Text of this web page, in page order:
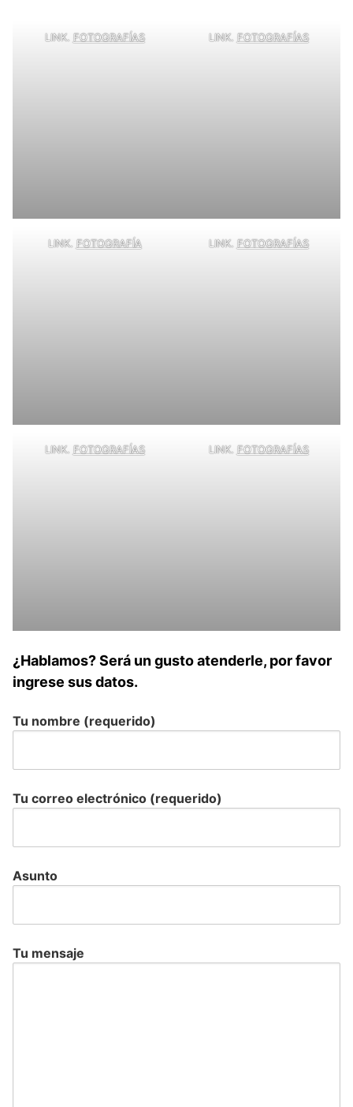
LINK. FOTOGRAFÍAS LINK. FOTOGRAFÍAS
LINK. FOTOGRAFÍA LINK. FOTOGRAFÍAS
LINK. FOTOGRAFÍAS LINK. FOTOGRAFÍAS
¿Hablamos? Será un gusto atenderle, por favor
ingrese sus datos.
Tu nombre (requerido)
Tu correo electrónico (requerido)
Asunto
Tu mensaje